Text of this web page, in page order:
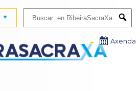
Axenda